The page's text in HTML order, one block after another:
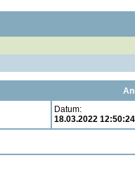
Datum:
18.03.2022 12:50:24